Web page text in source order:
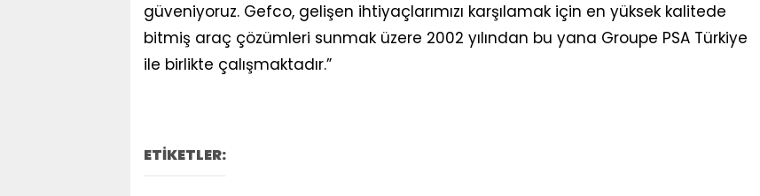
güveniyoruz. Gefco, gelişen ihtiyaçlarımızı karşılamak için en yüksek kalitede
bitmiş araç çözümleri sunmak üzere 2002 yılından bu yana Groupe PSA Türkiye
ile birlikte çalışmaktadır.”
ETİKETLER: